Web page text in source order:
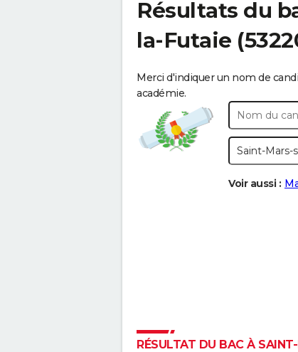
Résultats du
la-Futaie
Merci d'indiquer un nom de
académie.
Voir aussi :
RÉSULTAT DU BAC À